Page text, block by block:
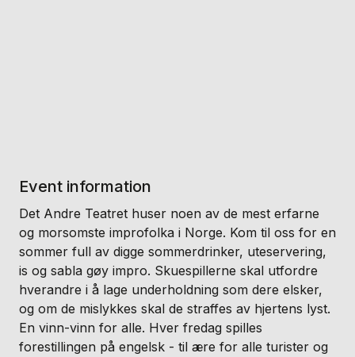
Event information
Det Andre Teatret huser noen av de mest erfarne
og morsomste improfolka i Norge. Kom til oss for en
sommer full av digge sommerdrinker, uteservering,
is og sabla gøy impro. Skuespillerne skal utfordre
hverandre i å lage underholdning som dere elsker,
og om de mislykkes skal de straffes av hjertens lyst.
En vinn-vinn for alle. Hver fredag spilles
forestillingen på engelsk - til ære for alle turister og